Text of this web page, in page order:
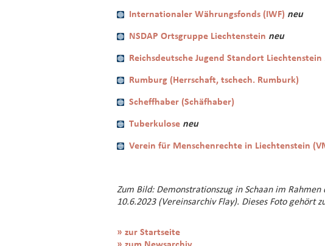
Internationaler Währungsfonds (IWF) neu
NSDAP Ortsgruppe Liechtenstein neu
Reichsdeutsche Jugend Standort Liechtenstein
Rumburg (Herrschaft, tschech. Rumburk)
Scheffhaber (Schäfhaber)
Tuberkulose neu
Verein für Menschenrechte in Liechtenstein
Zum Bild: Demonstrationszug in Schaan im
10.6.2023 (Vereinsarchiv Flay). Dieses Foto gehört
» zur Startseite
» zum Newsarchiv